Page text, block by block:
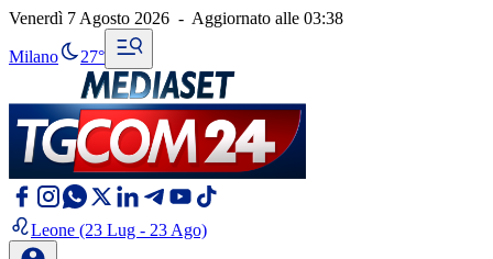
Venerdì 7 Agosto 2026 - Aggiornato alle 03:38
Milano 27°
Leone (23 Lug - 23 Ago)